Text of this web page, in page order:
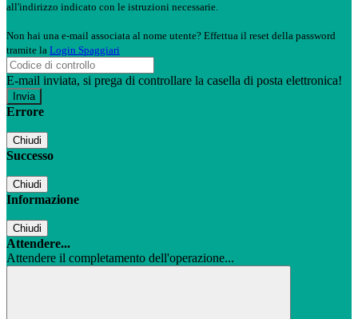
all'indirizzo indicato con le istruzioni necessarie.
Non hai una e-mail associata al nome utente? Effettua il reset della password
tramite la Login Spaggiari
E-mail inviata, si prega di controllare la casella di posta elettronica!
Errore
Chiudi
Successo
Chiudi
Informazione
Chiudi
Attendere...
Attendere il completamento dell'operazione...